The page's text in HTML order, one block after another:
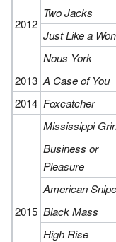
2012
Two Jacks
Just Like a
Nous York
2013 A Case of You
2014 Foxcatcher
2015
Mississippi
Business or
Pleasure
American
Black Mass
High Rise